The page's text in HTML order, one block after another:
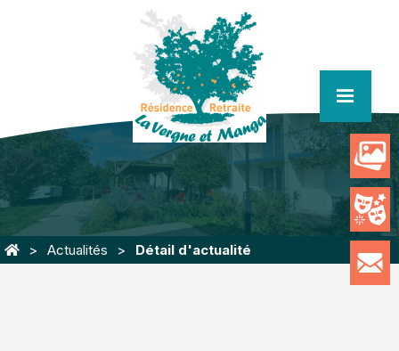
menu
Actualités Détail d'actualité